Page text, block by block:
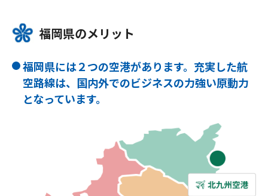
福岡県のメリット
福岡県には２つの空港があります。充実した航
空路線は、国内外でのビジネスの力強い原動力
となっています。